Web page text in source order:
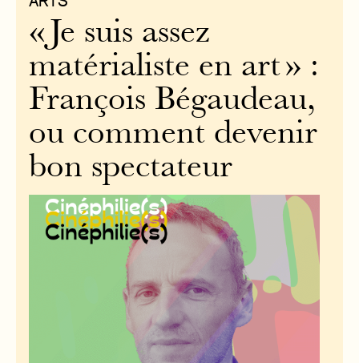
« Je suis assez
matérialiste en art » :
François Bégaudeau,
ou comment devenir
bon spectateur